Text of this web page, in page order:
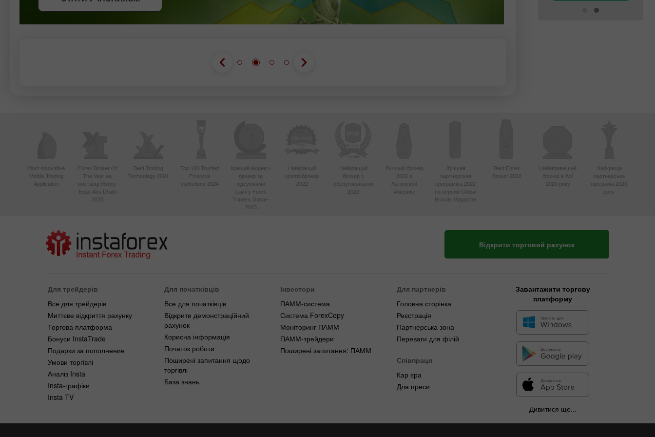
Most Innovative
Mobile Trading
Application
Forex Broker Of
The Year на
виставці Money
Expo Abu Dhabi
2025
Best Trading
Technology 2024
Top 100 Trusted
Financial
Institutions 2024
Кращий Форекс-
брокер за
підсумками
саміту Forex
Traders Dubai–
2023
Найкращий
криптоброкер
2022
Найкращий
брокер з
обслуговування
2022
Лучший брокер
2022 в
Латинской
Америке
Лучшая
партнерская
программа 2022
по версии Global
Brands Magazine
Best Forex
Broker 2022
Найактивніший
брокер в Азії
2020 року
Найкраща
партнерська
програма 2020
року
Відкрити торговий рахунок
Для трейдерів
Все для трейдерів
Миттєве відкриття рахунку
Торгова платформа
Бонуси InstaTrade
Подарки за пополнение
Умови торгівлі
Аналіз Insta
Insta-графіки
Insta TV
Для початківців
Все для початківців
Відкрити демонстраційний
рахунок
Корисна інформація
Початок роботи
Поширені запитання щодо
торгівлі
База знань
Інвестори
ПАММ-система
Система ForexCopy
Моніторинг ПАММ
ПАММ-трейдери
Поширені запитання: ПАММ
Для партнерів
Головна сторінка
Реєстрація
Партнерська зона
Переваги для філій
Співпраця
Кар єра
Для преси
Завантажити торгову
платформу
Дивитися ще...